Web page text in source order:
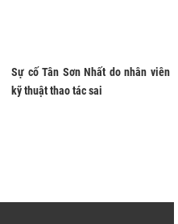
Sự cố Tân Sơn Nhất do nhân viên
kỹ thuật thao tác sai